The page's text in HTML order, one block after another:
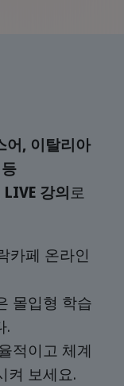
어, 이탈리아
강의로
카페 온라인
몰입형 학습
.
적이고 체계
켜 보세요.